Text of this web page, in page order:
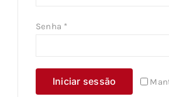
Senha *
Iniciar sessão